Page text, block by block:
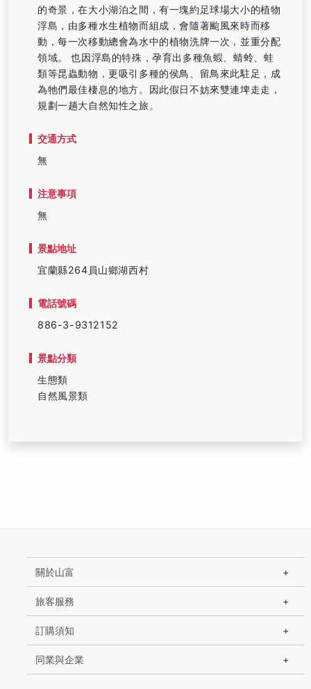
的奇景，在大小湖泊之間，有一塊約足球場大小的植物
浮島，由多種水生植物而組成，會隨著颱風來時而移
動，每一次移動總會為水中的植物洗牌一次，並重分配
領域。 也因浮島的特殊，孕育出多種魚蝦、蜻蛉、蛙
類等昆蟲動物，更吸引多種的侯鳥、留鳥來此駐足，成
為牠們最佳棲息的地方。因此假日不妨來雙連埤走走，
規劃一趟大自然知性之旅。
交通方式
無
注意事項
無
景點地址
宜蘭縣264員山鄉湖西村
電話號碼
886-3-9312152
景點分類
生態類
自然風景類
關於山富
旅客服務
訂購須知
同業與企業